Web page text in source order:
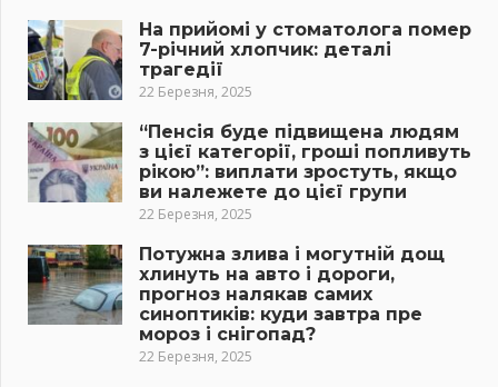
На прийомі у стоматолога помер
7-річний хлопчик: деталі
трагедії
22 Березня, 2025
“Пенсія буде підвищена людям
з цієї категорії, гроші попливуть
рікою”: виплати зростуть, якщо
ви належете до цієї групи
22 Березня, 2025
Потужна злива і могутній дощ
хлинуть на авто і дороги,
прогноз налякав самих
синоптиків: куди завтра пре
мороз і снігопад?
22 Березня, 2025